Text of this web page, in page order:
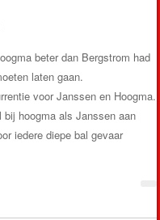
beter dan Bergstrom had
laten gaan.
voor Janssen en Hoogma.
hoogma als Janssen aan
iedere diepe bal gevaar